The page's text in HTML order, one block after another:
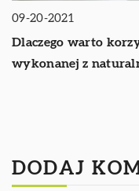
09-20-2021
Dlaczego warto
wykonanej z
DODAJ